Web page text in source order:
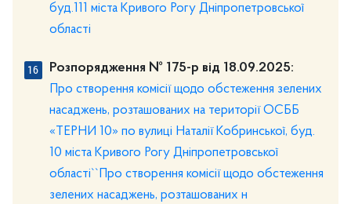
буд.111 міста Кривого Рогу Дніпропетровської
області
Розпорядження № 175-р від 18.09.2025:
Про створення комісії щодо обстеження зелених
насаджень, розташованих на території ОСББ
«ТЕРНИ 10» по вулиці Наталії Кобринської, буд.
10 міста Кривого Рогу Дніпропетровської
області``Про створення комісії щодо обстеження
зелених насаджень, розташованих н